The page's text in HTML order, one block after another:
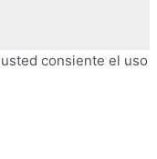
consiente el uso